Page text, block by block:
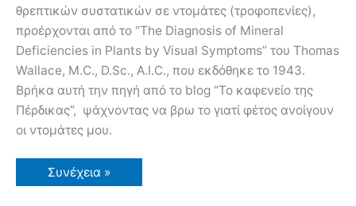
θρεπτικών συστατικών σε ντομάτες (τροφοπενίες),
προέρχονται από το “The Diagnosis of Mineral
Deficiencies in Plants by Visual Symptoms” του Thomas
Wallace, M.C., D.Sc., A.I.C., που εκδόθηκε το 1943.
Βρήκα αυτή την πηγή από το blog “Το καφενείο της
Πέρδικας”, ψάχνοντας να βρω το γιατί φέτος ανοίγουν
οι ντομάτες μου.
Συμπτώματα
Έλλειψης
Συνέχεια »